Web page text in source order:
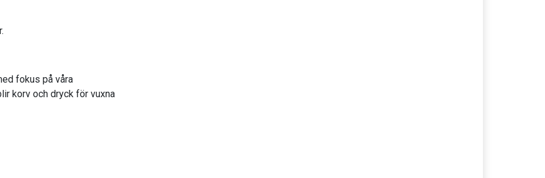
fokus på våra
korv och dryck för vuxna